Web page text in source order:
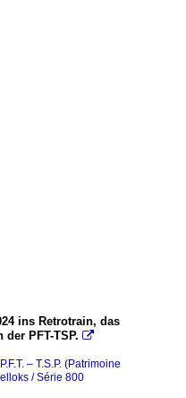
ins Retrotrain, das
PFT-TSP. 
– T.S.P. (Patrimoine
/ Série 800